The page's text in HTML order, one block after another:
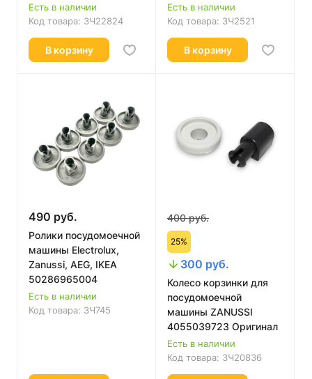
Есть в наличии
Код товара: ЗЧ22824
В корзину
Есть в наличии
Код товара: ЗЧ2521
В корзину
490 руб.
Ролики посудомоечной
машины Electrolux,
Zanussi, AEG, IKEA
50286965004
Есть в наличии
Код товара: ЗЧ745
400 руб.
25%
300 руб.
Колесо корзинки для
посудомоечной
машины ZANUSSI
4055039723 Оригинал
Есть в наличии
Код товара: ЗЧ20836